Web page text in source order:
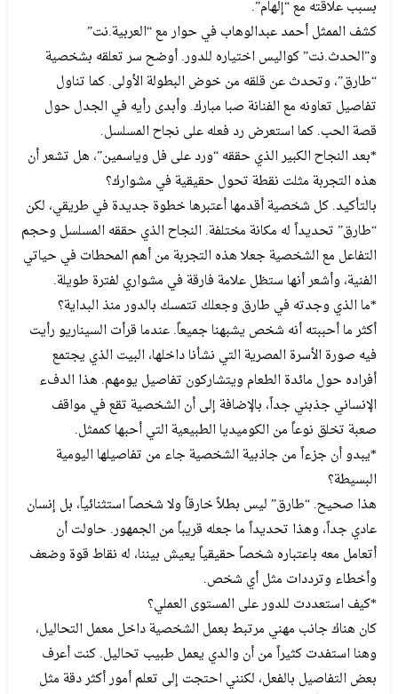
بسبب علاقته مع “إلهام”.
كشف الممثل أحمد عبدالوهاب في حوار مع “العربية.نت”
و”الحدث.نت” كواليس اختياره للدور. أوضح سر تعلقه بشخصية
“طارق”، وتحدث عن قلقه من خوض البطولة الأولى. كما تناول
تفاصيل تعاونه مع الفنانة صبا مبارك. وأبدى رأيه في الجدل حول
قصة الحب. كما استعرض رد فعله على نجاح المسلسل.
*بعد النجاح الكبير الذي حققه “ورد على فل وياسمين”، هل تشعر أن
هذه التجربة مثلت نقطة تحول حقيقية في مشوارك؟
بالتأكيد. كل شخصية أقدمها أعتبرها خطوة جديدة في طريقي، لكن
“طارق” تحديداً له مكانة مختلفة. النجاح الذي حققه المسلسل وحجم
التفاعل مع الشخصية جعلا هذه التجربة من أهم المحطات في حياتي
الفنية، وأشعر أنها ستظل علامة فارقة في مشواري لفترة طويلة.
*ما الذي وجدته في طارق وجعلك تتمسك بالدور منذ البداية؟
أكثر ما أحببته أنه شخص يشبهنا جميعاً. عندما قرأت السيناريو رأيت
فيه صورة الأسرة المصرية التي نشأنا داخلها، البيت الذي يجتمع
أفراده حول مائدة الطعام ويتشاركون تفاصيل يومهم. هذا الدفء
الإنساني جذبني جداً، بالإضافة إلى أن الشخصية تقع في مواقف
صعبة تخلق نوعاً من الكوميديا الطبيعية التي أحبها كممثل.
*يبدو أن جزءاً من جاذبية الشخصية جاء من تفاصيلها اليومية
البسيطة؟
هذا صحيح. “طارق” ليس بطلاً خارقاً ولا شخصاً استثنائياً، بل إنسان
عادي جداً، وهذا تحديداً ما جعله قريباً من الجمهور. حاولت أن
أتعامل معه باعتباره شخصاً حقيقياً يعيش بيننا، له نقاط قوة وضعف
وأخطاء وترددات مثل أي شخص.
*كيف استعددت للدور على المستوى العملي؟
كان هناك جانب مهني مرتبط بعمل الشخصية داخل معمل التحاليل،
وهنا استفدت كثيراً من أن والدي يعمل طبيب تحاليل. كنت أعرف
بعض التفاصيل بالفعل، لكنني احتجت إلى تعلم أمور أكثر دقة مثل